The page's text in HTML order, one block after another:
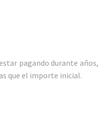
pagando durante años,
que el importe inicial.